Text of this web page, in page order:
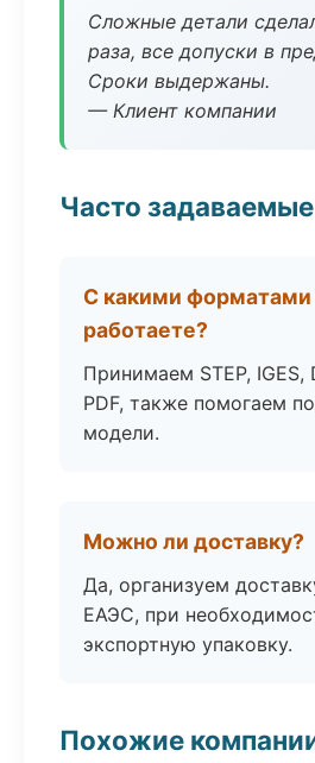
Сложные детали
раза, все допуски в
Сроки выдержаны.
— Клиент компании
Часто
С какими
работаете?
Принимаем STEP, IGES,
PDF, также помогаем
модели.
Можно ли доставку?
Да, организуем
ЕАЭС, при
экспортную упаковку.
Похожие